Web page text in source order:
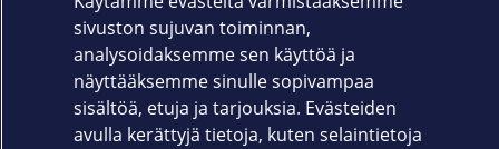
Takuu
12 kk
sivuston sujuvan toiminnan,
analysoidaksemme sen käyttöä ja
näyttääksemme sinulle sopivampaa
sisältöä, etuja ja tarjouksia. Evästeiden
avulla kerättyjä tietoja, kuten selaintietoja